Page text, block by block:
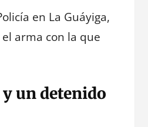
en La Guáyiga,
arma con la que
un detenido